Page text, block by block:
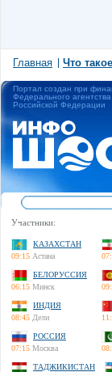
Главная Что
Портал создан при
Федерального
Российской Федерации
Участники:
КАЗАХСТАН
09:15 Астана
БЕЛОРУССИЯ
06:15 Минск
ИНДИЯ
08:45 Дели
РОССИЯ
07:15 Москва
ТАДЖИКИСТАН